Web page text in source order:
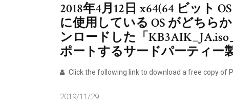
2018年4月12日 x64(64 ビット
に使用している OS がどちら
ンロードした「
ポートするサードパーティー
Click the following link to download a free copy of
2019/11/29